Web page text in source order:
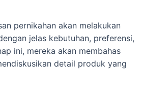
pernikahan akan melakukan
jelas kebutuhan, preferensi,
ini, mereka akan membahas
detail produk yang